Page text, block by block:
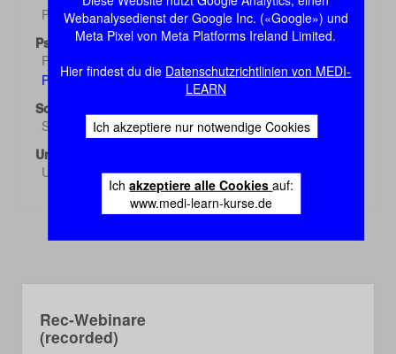
Webanalysedienst der Google Inc. («Google») und
Meta Pixel von Meta Platforms Ireland Limited.
Hier findest du die Datenschutzrichtlinien von MEDI-
LEARN
Ich akzeptiere nur notwendige Cookies
Ichakzeptiere alle Cookiesauf:
www.medi-learn-kurse.de
Pharmakologie 3 Demo
Psychiatrie
Psychiatrie 1
Psychiatrie 2
Sozialmed./Epidem.
Sozialmed./Epidem.
Demo
Urologie
Urologie
Demo
Rec-Webinare
(recorded)